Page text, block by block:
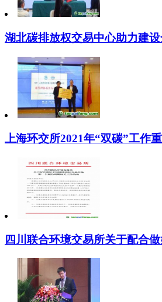
湖北碳排放权交易中心助力建
上海环交所2021年“双碳”工作
四川联合环境交易所关于配合